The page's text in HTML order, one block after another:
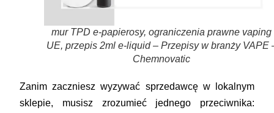
mur TPD e-papierosy, ograniczenia prawne vaping
UE, przepis 2ml e-liquid – Przepisy w branży VAPE
Chemnovatic
Zanim zaczniesz wyzywać sprzedawcę w lokalnym
sklepie, musisz zrozumieć jednego przeciwnika: